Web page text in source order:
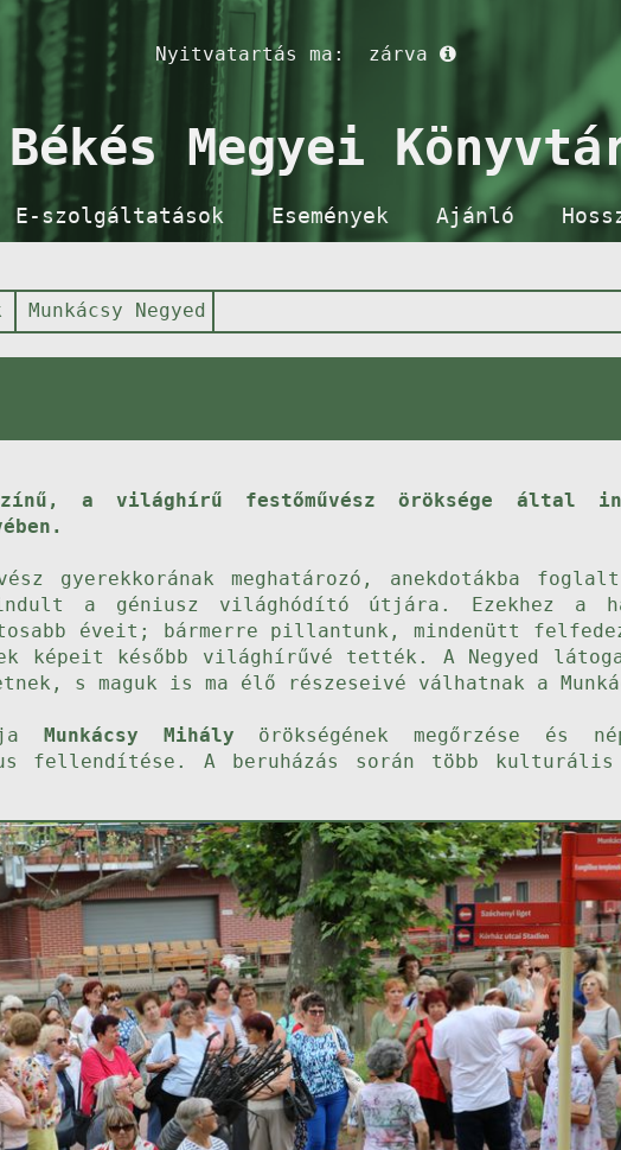
Nyitvatartás ma: zárva
Békés Megyei
E-szolgáltatások Események Ajánló
Munkácsy Negyed
a világhírű festőművész öröksége
gyerekkorának meghatározó, anekdotákba
a géniusz világhódító útjára. Ezekhez a
éveit; bármerre pillantunk, mindenütt
képeit később világhírűvé tették. A Negyed
s maguk is ma élő részeseivé válhatnak a
Munkácsy Mihály örökségének megőrzése és
fellendítése. A beruházás során több